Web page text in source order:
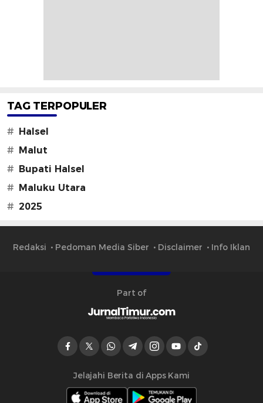
TAG TERPOPULER
#
Halsel
#
Malut
#
Bupati Halsel
#
Maluku Utara
# 2025
Redaksi Pedoman Media Siber Disclaimer Info Iklan
Part of
Jelajahi Berita di Apps Kami